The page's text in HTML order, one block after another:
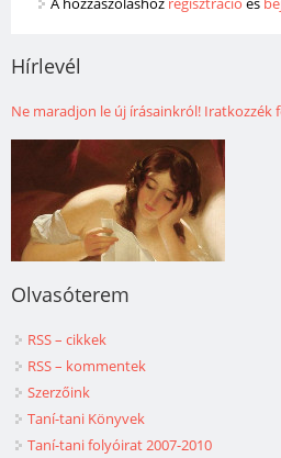
Hírlevél
Ne maradjon le új írásainkról! Iratkozzék
Olvasóterem
RSS – cikkek
RSS – kommentek
Szerzőink
Taní-tani Könyvek
Taní-tani folyóirat 2007-2010